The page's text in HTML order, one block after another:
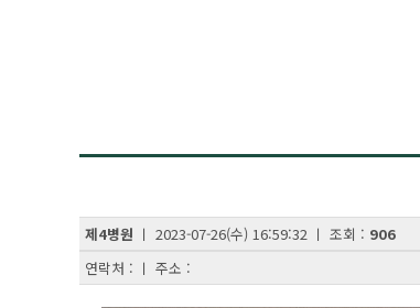
제4병원 ㅣ 2023-07-26(수) 16:59:32 ㅣ 조회 : 906
연락처 : ㅣ 주소 :